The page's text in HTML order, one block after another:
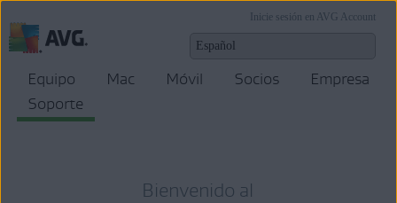
Inicie sesión en AVG Account
Equipo Mac Móvil Socios
Empresa
Soporte
Bienvenido al